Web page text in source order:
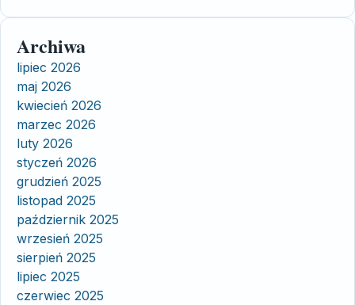
Archiwa
lipiec 2026
maj 2026
kwiecień 2026
marzec 2026
luty 2026
styczeń 2026
grudzień 2025
listopad 2025
październik 2025
wrzesień 2025
sierpień 2025
lipiec 2025
czerwiec 2025